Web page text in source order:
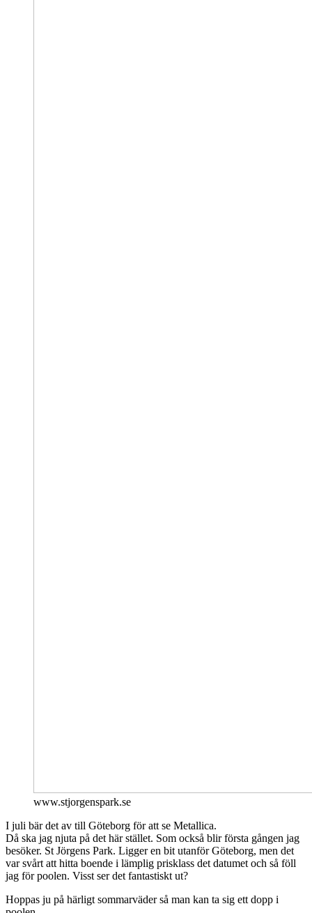
www.stjorgenspark.se
I juli bär det av till Göteborg för att se Metallica.
Då ska jag njuta på det här stället. Som också blir första gången jag
besöker. St Jörgens Park. Ligger en bit utanför Göteborg, men det
var svårt att hitta boende i lämplig prisklass det datumet och så föll
jag för poolen. Visst ser det fantastiskt ut?
Hoppas ju på härligt sommarväder så man kan ta sig ett dopp i